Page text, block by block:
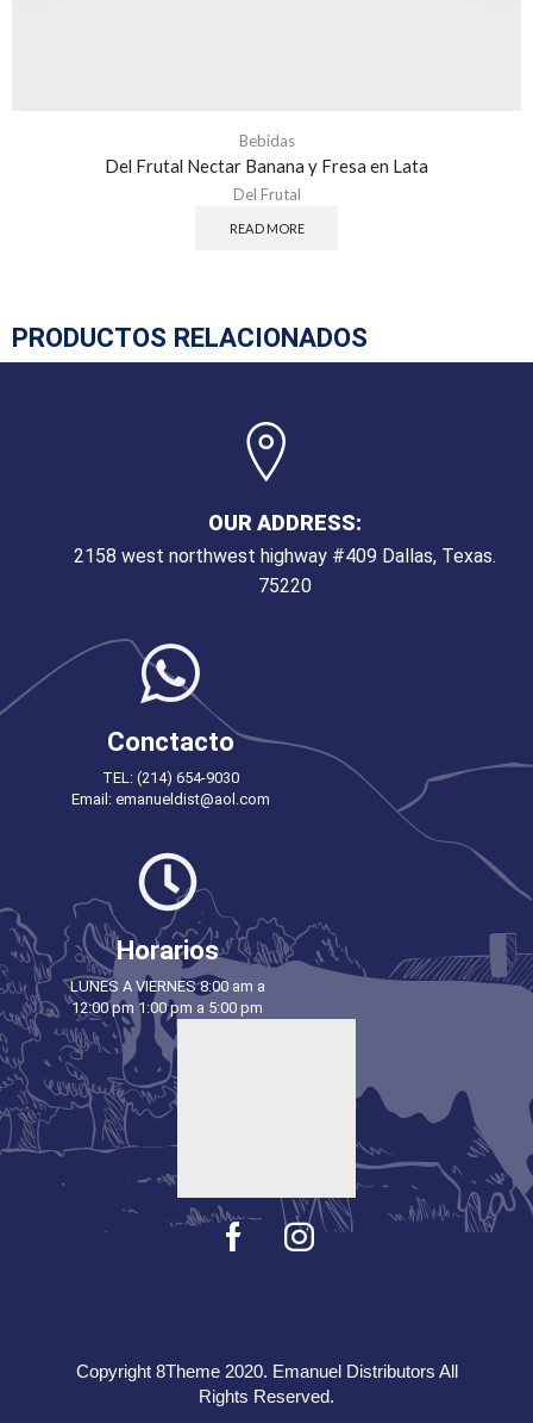
Bebidas
Del Frutal Nectar Banana y Fresa en Lata
Del Frutal
READ MORE
PRODUCTOS RELACIONADOS
OUR ADDRESS:
2158 west northwest highway #409 Dallas, Texas.
75220
Conctacto
TEL: (214) 654-9030
Email: emanueldist@aol.com
Horarios
LUNES A VIERNES 8:00 am a
12:00 pm 1:00 pm a 5:00 pm
Copyright 8Theme 2020. Emanuel Distributors All
Rights Reserved.